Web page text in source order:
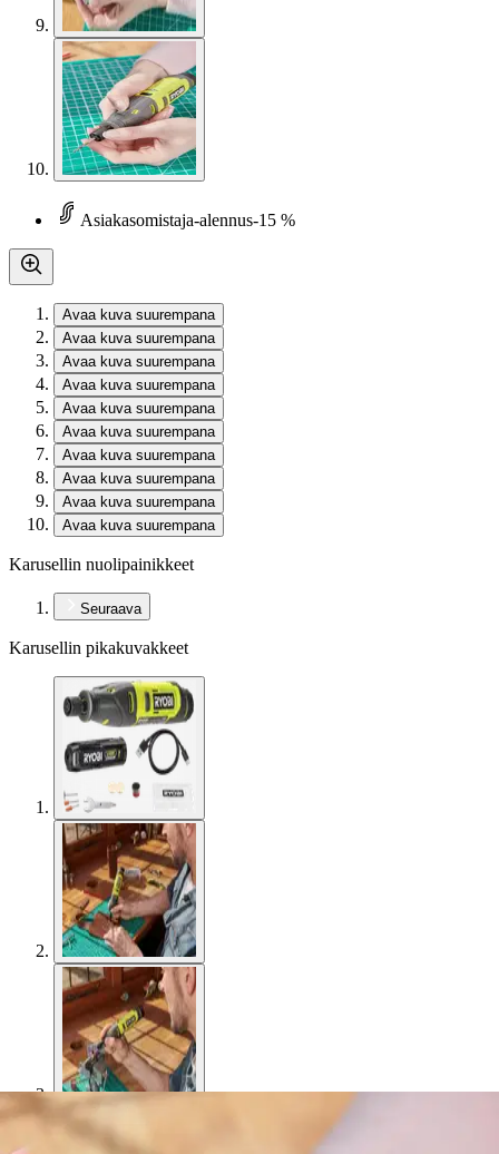
Asiakasomistaja-alennus-15 %
Avaa kuva suurempana
Avaa kuva suurempana
Avaa kuva suurempana
Avaa kuva suurempana
Avaa kuva suurempana
Avaa kuva suurempana
Avaa kuva suurempana
Avaa kuva suurempana
Avaa kuva suurempana
Avaa kuva suurempana
Karusellin nuolipainikkeet
Seuraava
Karusellin pikakuvakkeet